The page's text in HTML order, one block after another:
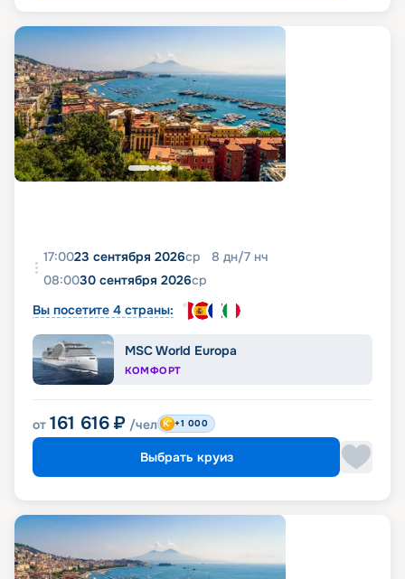
17:0023 сентября 2026ср 8 дн/7 нч
08:0030 сентября 2026ср
Вы посетите 4 страны:
MSC World Europa
КОМФОРТ
от 161 616 ₽ /чел +1 000
Выбрать круиз